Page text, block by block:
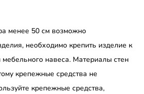
менее 50 см возможно
необходимо крепить изделие к
навеса. Материалы стен
крепежные средства не
крепежные средства,